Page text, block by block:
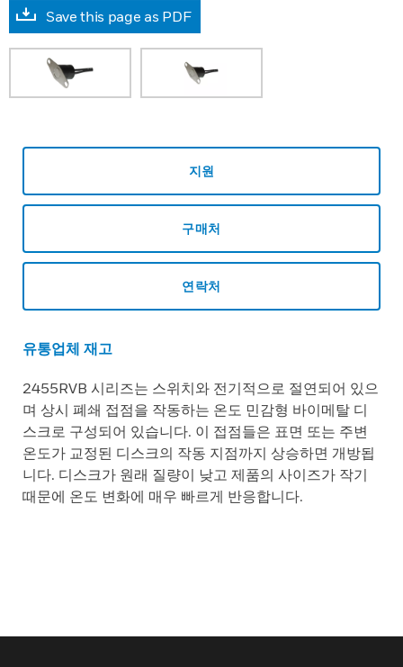
Save this page as PDF
지원
구매처
연락처
유통업체 재고
2455RVB 시리즈는 스위치와 전기적으로 절연되어 있으
며 상시 폐쇄 접점을 작동하는 온도 민감형 바이메탈 디
스크로 구성되어 있습니다. 이 접점들은 표면 또는 주변
온도가 교정된 디스크의 작동 지점까지 상승하면 개방됩
니다. 디스크가 원래 질량이 낮고 제품의 사이즈가 작기
때문에 온도 변화에 매우 빠르게 반응합니다.